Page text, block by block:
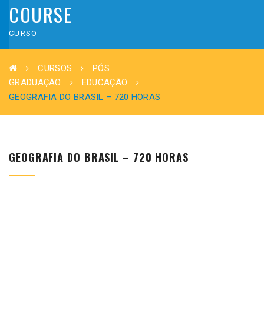
COURSE
CURSO
CURSOS
PÓS
GRADUAÇÃO
EDUCAÇÃO
GEOGRAFIA DO BRASIL – 720 HORAS
GEOGRAFIA DO BRASIL – 720 HORAS